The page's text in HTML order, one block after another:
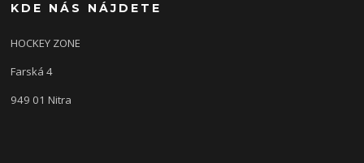
KDE NÁS NÁJDETE
HOCKEY ZONE
Farská 4
949 01 Nitra